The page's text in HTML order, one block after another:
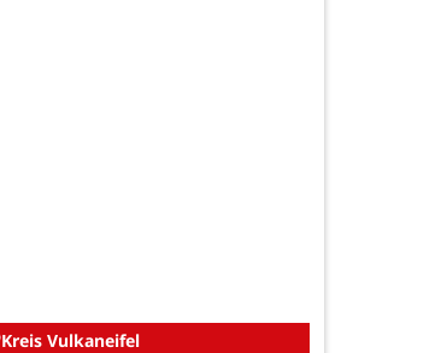
Kreis Vulkaneifel